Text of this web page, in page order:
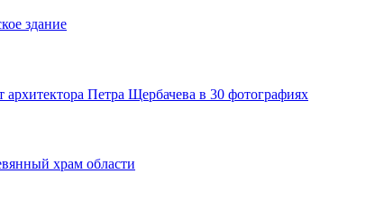
здание
Петра Щербачева в 30 фотографиях
храм области